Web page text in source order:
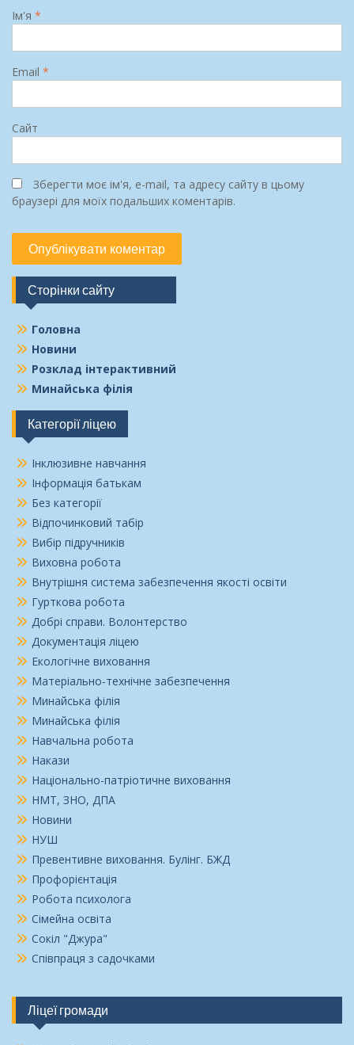
Ім'я *
Email *
Сайт
Зберегти моє ім'я, e-mail, та адресу сайту в цьому
браузері для моїх подальших коментарів.
Сторінки сайту
Головна
Новини
Розклад інтерактивний
Минайська філія
Категорії ліцею
Інклюзивне навчання
Інформація батькам
Без категорії
Відпочинковий табір
Вибір підручників
Виховна робота
Внутрішня система забезпечення якості освіти
Гурткова робота
Добрі справи. Волонтерство
Документація ліцею
Екологічне виховання
Матеріально-технічне забезпечення
Минайська філія
Минайська філія
Навчальна робота
Накази
Національно-патріотичне виховання
НМТ, ЗНО, ДПА
Новини
НУШ
Превентивне виховання. Булінг. БЖД
Профорієнтація
Робота психолога
Сімейна освіта
Сокіл "Джура"
Співпраця з садочками
Ліцеї громади